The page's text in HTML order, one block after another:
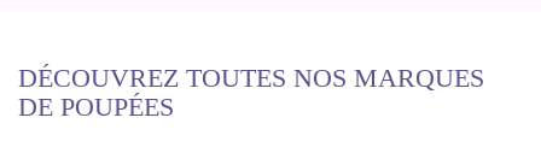
DÉCOUVREZ TOUTES NOS MARQUES
DE POUPÉES